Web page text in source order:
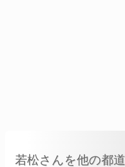
若松さんを他の都